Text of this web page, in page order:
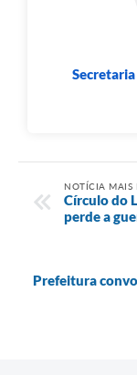
NOTÍCIA MAIS
Círculo do
perde a
Prefeitura